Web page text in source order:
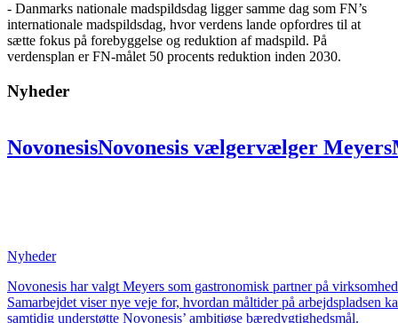
- Danmarks nationale madspildsdag ligger samme dag som FN’s
internationale madspildsdag, hvor verdens lande opfordres til at
sætte fokus på forebyggelse og reduktion af madspild. På
verdensplan er FN-målet 50 procents reduktion inden 2030.
Nyheder
NovonesisNovonesis vælgervælger Meyers
Nyheder
Novonesis har valgt Meyers som gastronomisk partner på
Samarbejdet viser nye veje for, hvordan måltider på arbejdspladsen
samtidig understøtte Novonesis’ ambitiøse bæredygtighedsmål.